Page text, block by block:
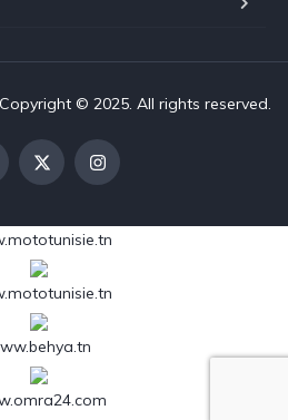
© 2025. All rights reserved.